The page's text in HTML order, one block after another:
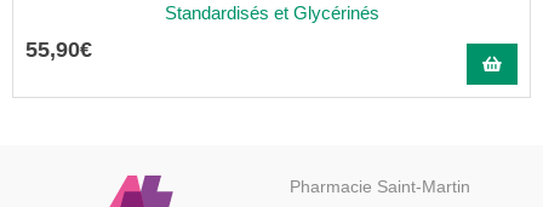
Standardisés et Glycérinés
55,90€
Pharmacie Saint-Martin